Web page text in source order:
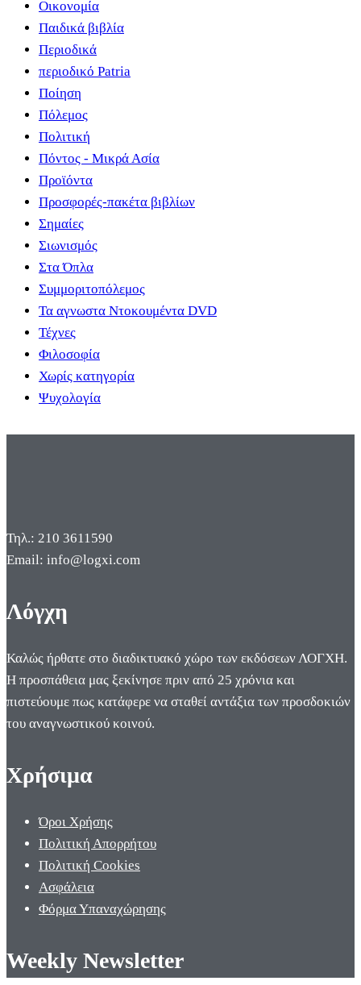
Οικονομία
Παιδικά βιβλία
Περιοδικά
περιοδικό Patria
Ποίηση
Πόλεμος
Πολιτική
Πόντος - Μικρά Ασία
Προϊόντα
Προσφορές-πακέτα βιβλίων
Σημαίες
Σιωνισμός
Στα Όπλα
Συμμοριτοπόλεμος
Τα αγνωστα Ντοκουμέντα DVD
Τέχνες
Φιλοσοφία
Χωρίς κατηγορία
Ψυχολογία
Τηλ.: 210 3611590
Email: info@logxi.com
Λόγχη
Καλώς ήρθατε στο διαδικτυακό χώρο των εκδόσεων ΛΟΓΧΗ.
Η προσπάθεια μας ξεκίνησε πριν από 25 χρόνια και
πιστεύουμε πως κατάφερε να σταθεί αντάξια των προσδοκιών
του αναγνωστικού κοινού.
Χρήσιμα
Όροι Χρήσης
Πολιτική Απορρήτου
Πολιτική Cookies
Ασφάλεια
Φόρμα Υπαναχώρησης
Weekly Newsletter